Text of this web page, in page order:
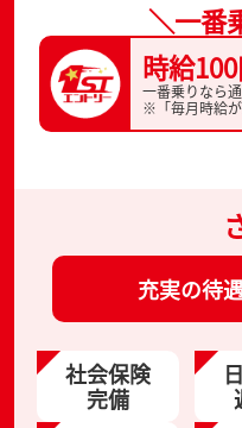
＼一番
時給
一番乗りなら
※「毎月時給
充実の待
社会保険
完備